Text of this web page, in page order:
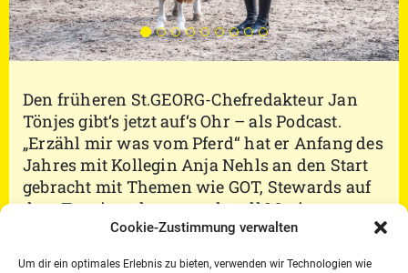
Cookie-Zustimmung verwalten
Um dir ein optimales Erlebnis zu bieten, verwenden wir Technologien wie
Den früheren St.GEORG-Chefredakteur Jan
Tönjes gibt‘s jetzt auf‘s Ohr – als Podcast.
„Erzähl mir was vom Pferd“ hat er Anfang des
Jahres mit Kollegin Anja Nehls an den Start
gebracht mit Themen wie GOT, Stewards auf
dem Turnier oder ganz aktuell Moritz
Treffinger und Raphael Netz zum